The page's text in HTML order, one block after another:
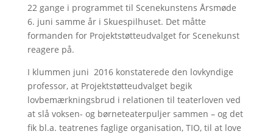
22 gange i programmet til Scenekunstens Årsmøde
6. juni samme år i Skuespilhuset. Det måtte
formanden for Projektstøtteudvalget for Scenekunst
reagere på.
I klummen juni 2016 konstaterede den lovkyndige
professor, at Projektstøtteudvalget begik
lovbemærkningsbrud i relationen til teaterloven ved
at slå voksen- og børneteaterpuljer sammen – og det
fik bl.a. teatrenes faglige organisation, TIO, til at love